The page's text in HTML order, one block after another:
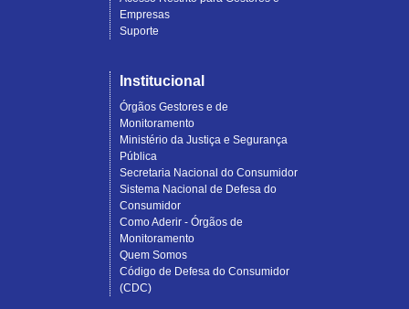
Empresas
Suporte
Institucional
Órgãos Gestores e de
Monitoramento
Ministério da Justiça e Segurança
Pública
Secretaria Nacional do Consumidor
Sistema Nacional de Defesa do
Consumidor
Como Aderir - Órgãos de
Monitoramento
Quem Somos
Código de Defesa do Consumidor
(CDC)